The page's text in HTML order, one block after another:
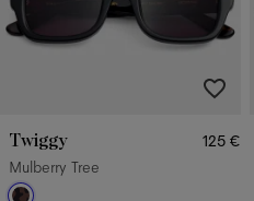
Twiggy
125 €
Mulberry Tree